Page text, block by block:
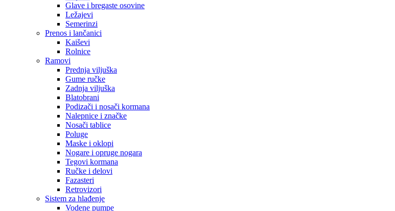
Glave i bregaste osovine
Ležajevi
Semerinzi
Prenos i lančanici
Kaiševi
Rolnice
Ramovi
Prednja viljuška
Gume ručke
Zadnja viljuška
Blatobrani
Podizači i nosači kormana
Nalepnice i značke
Nosači tablice
Poluge
Maske i oklopi
Nogare i opruge nogara
Tegovi kormana
Ručke i delovi
Fazasteri
Retrovizori
Sistem za hlađenje
Vodene pumpe